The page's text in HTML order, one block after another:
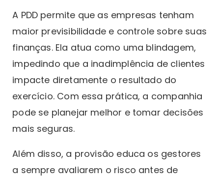
A PDD permite que as empresas tenham
maior previsibilidade e controle sobre suas
finanças. Ela atua como uma blindagem,
impedindo que a inadimplência de clientes
impacte diretamente o resultado do
exercício. Com essa prática, a companhia
pode se planejar melhor e tomar decisões
mais seguras.
Além disso, a provisão educa os gestores
a sempre avaliarem o risco antes de